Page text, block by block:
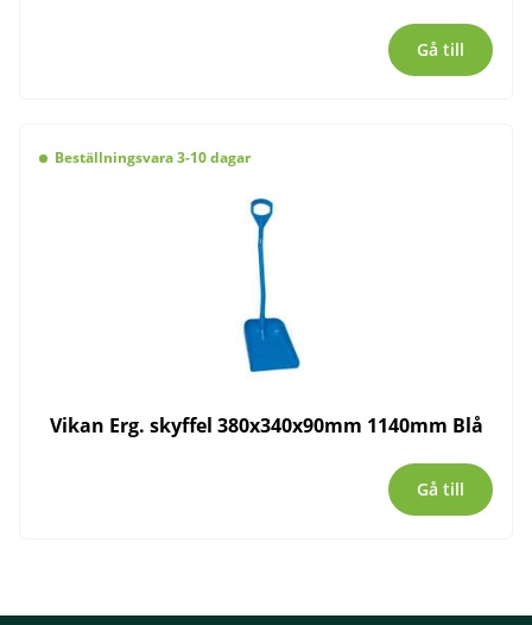
Gå till
Beställningsvara 3-10 dagar
Vikan Erg. skyffel 380x340x90mm 1140mm Blå
Gå till